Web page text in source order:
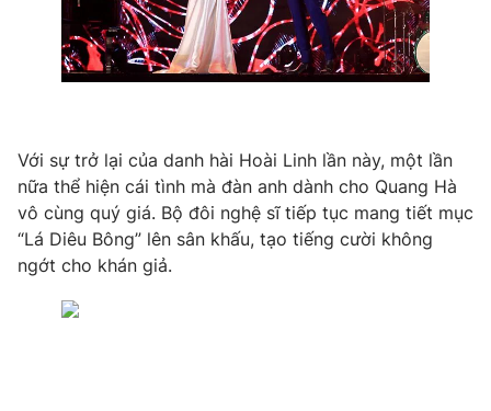
Với sự trở lại của danh hài Hoài Linh lần này, một lần
nữa thể hiện cái tình mà đàn anh dành cho Quang Hà
vô cùng quý giá. Bộ đôi nghệ sĩ tiếp tục mang tiết mục
“Lá Diêu Bông” lên sân khấu, tạo tiếng cười không
ngớt cho khán giả.